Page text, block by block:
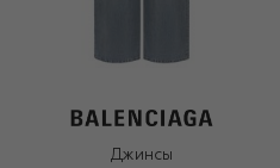
Джинсы